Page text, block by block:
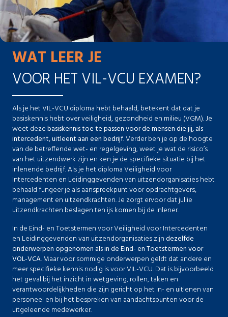
WAT LEER JE
VOOR HET VIL-VCU EXAMEN?
Als je het VIL-VCU diploma hebt behaald, betekent dat dat je
basiskennis hebt over veiligheid, gezondheid en milieu (VGM). Je
weet dezebasiskennis toe te passen voor de mensen die jij, als
intercedent, uitleent aan een bedrijf. Verder ben je op de hoogte
van de betreffende wet- en regelgeving, weet je wat de risico’s
van het uitzendwerk zijn en ken je de specifieke situatie bij het
inlenende bedrijf. Als je het diploma Veiligheid voor
Intercedenten en Leidinggevenden van uitzendorganisaties hebt
behaald fungeer je als aanspreekpunt voor opdrachtgevers,
management en uitzendkrachten. Je zorgt ervoor dat jullie
uitzendkrachten beslagen ten ijs komen bij de inlener.
In de Eind- en Toetstermen voor Veiligheid voor Intercedenten
en Leidinggevenden van uitzendorganisaties zijndezelfde
onderwerpen opgenomen als in de Eind- en Toetstermen voor
VOL-VCA. Maar voor sommige onderwerpen geldt dat andere en
meer specifieke kennis nodig is voor VIL-VCU. Dat is bijvoorbeeld
het geval bij het inzicht in wetgeving, rollen, taken en
verantwoordelijkheden die zijn gericht op het in- en uitlenen van
personeel en bij het bespreken van aandachtspunten voor de
uitgeleende medewerker.